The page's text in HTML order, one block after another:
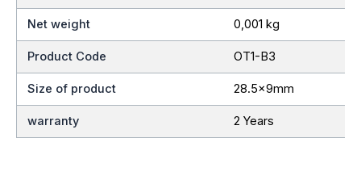
Net weight 0,001 kg
Product Code OT1-B3
Size of product 28.5x9mm
warranty 2 Years